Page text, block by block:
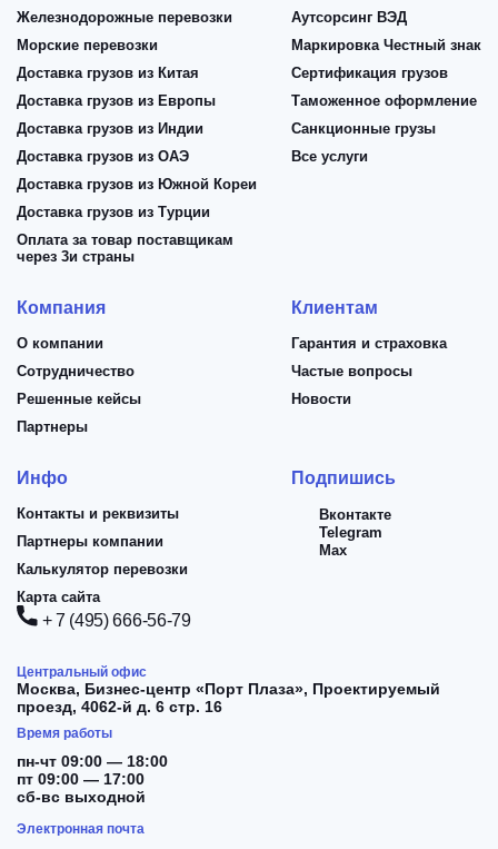
+ 7 (495) 666-56-79
Центральный офис
Москва, Бизнес-центр «Порт Плаза», Проектируемый
проезд, 4062-й д. 6 стр. 16
Время работы
пн-чт 09:00 — 18:00
пт 09:00 — 17:00
сб-вс выходной
Электронная почта
Железнодорожные перевозки
Морские перевозки
Доставка грузов из Китая
Доставка грузов из Европы
Доставка грузов из Индии
Доставка грузов из ОАЭ
Доставка грузов из Южной Кореи
Доставка грузов из Турции
Оплата за товар поставщикам
через 3и страны
Аутсорсинг ВЭД
Маркировка Честный знак
Сертификация грузов
Таможенное оформление
Санкционные грузы
Все услуги
Компания
О компании
Сотрудничество
Решенные кейсы
Партнеры
Клиентам
Гарантия и страховка
Частые вопросы
Новости
Инфо
Контакты и реквизиты
Партнеры компании
Калькулятор перевозки
Карта сайта
Подпишись
Вконтакте
Telegram
Max